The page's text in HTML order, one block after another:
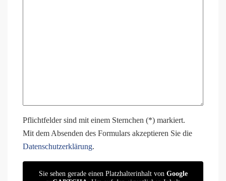
Pflichtfelder sind mit einem Sternchen (*) markiert.
Mit dem Absenden des Formulars akzeptieren Sie die
Datenschutzerklärung.
Sie sehen gerade einen Platzhalterinhalt von Google